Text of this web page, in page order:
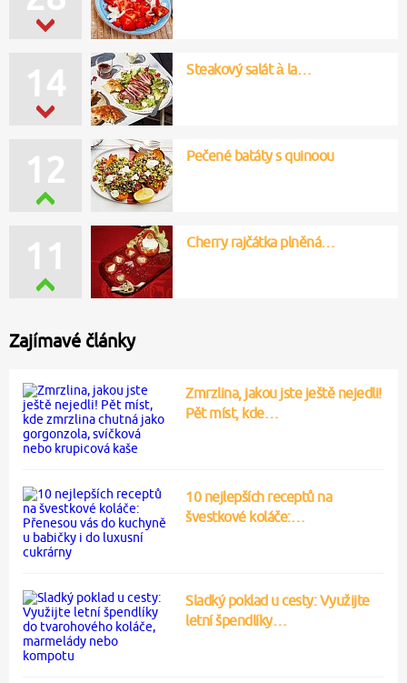
14 Steakový salát à la…
11 Cherry rajčátka plněná…
12 Pečené batáty s quinoou
Zajímavé články
Zmrzlina, jakou jste ještě nejedli!
Pět míst, kde…
10 nejlepších receptů na
švestkové koláče:…
Sladký poklad u cesty: Využijte
letní špendlíky…